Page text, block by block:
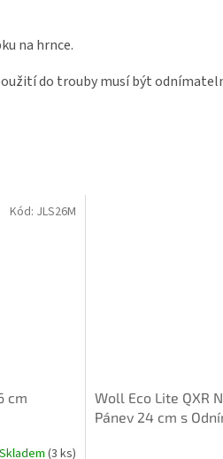
na hrnce.
do trouby musí být
cm
Skladem (3 ks)
Kód: JLS26M
Woll Eco Lite QXR
Pánev 24 cm s